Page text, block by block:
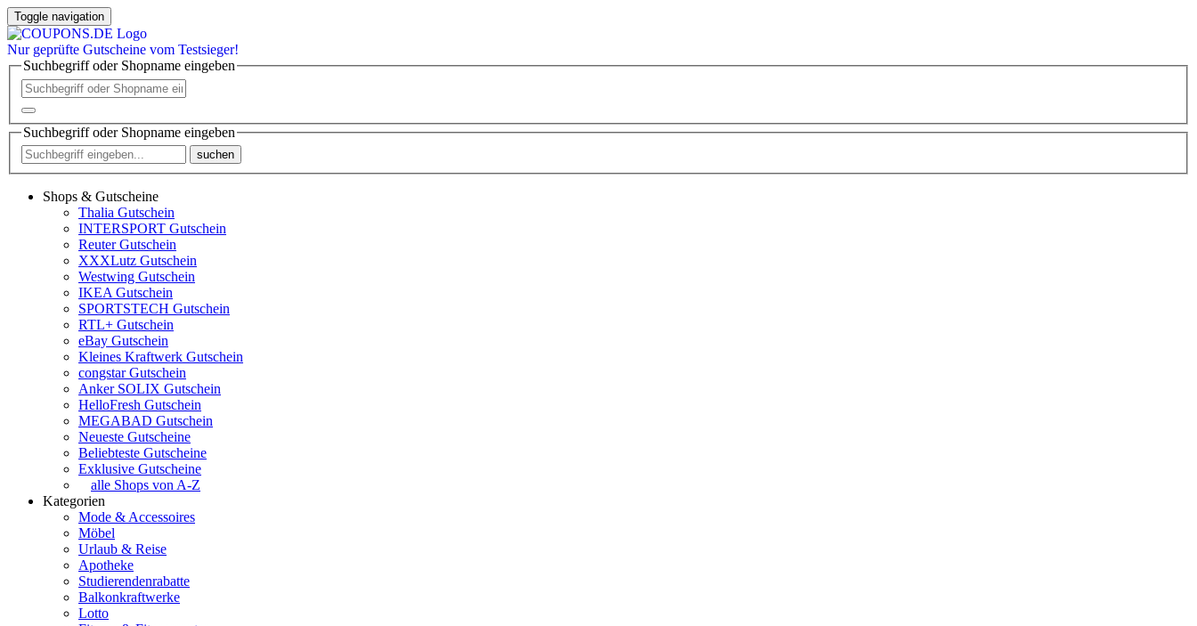
Toggle navigation
Nur geprüfte Gutscheine vom Testsieger!
Suchbegriff oder Shopname eingeben
Suchbegriff oder Shopname eingeben
suchen
Shops & Gutscheine
Thalia Gutschein
INTERSPORT Gutschein
Reuter Gutschein
XXXLutz Gutschein
Westwing Gutschein
IKEA Gutschein
SPORTSTECH Gutschein
RTL+ Gutschein
eBay Gutschein
Kleines Kraftwerk Gutschein
congstar Gutschein
Anker SOLIX Gutschein
HelloFresh Gutschein
MEGABAD Gutschein
Neueste Gutscheine
Beliebteste Gutscheine
Exklusive Gutscheine
alle Shops von A-Z
Kategorien
Mode & Accessoires
Möbel
Urlaub & Reise
Apotheke
Studierendenrabatte
Balkonkraftwerke
Lotto